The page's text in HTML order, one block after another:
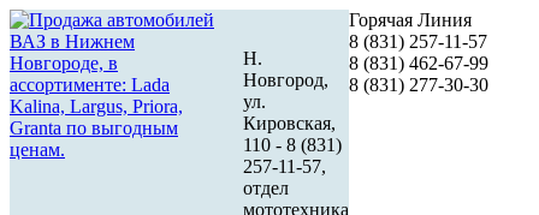
Н.
Новгород,
ул.
Кировская,
110 - 8 (831)
257-11-57,
отдел
мототехника
Горячая Линия
8 (831) 257-11-57
8 (831) 462-67-99
8 (831) 277-30-30